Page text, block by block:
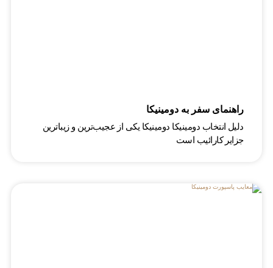
راهنمای سفر به دومینیکا
دلیل انتخاب دومینیکا دومینیکا یکی از عجیب‌ترین و زیباترین
جزایر کارائیب است